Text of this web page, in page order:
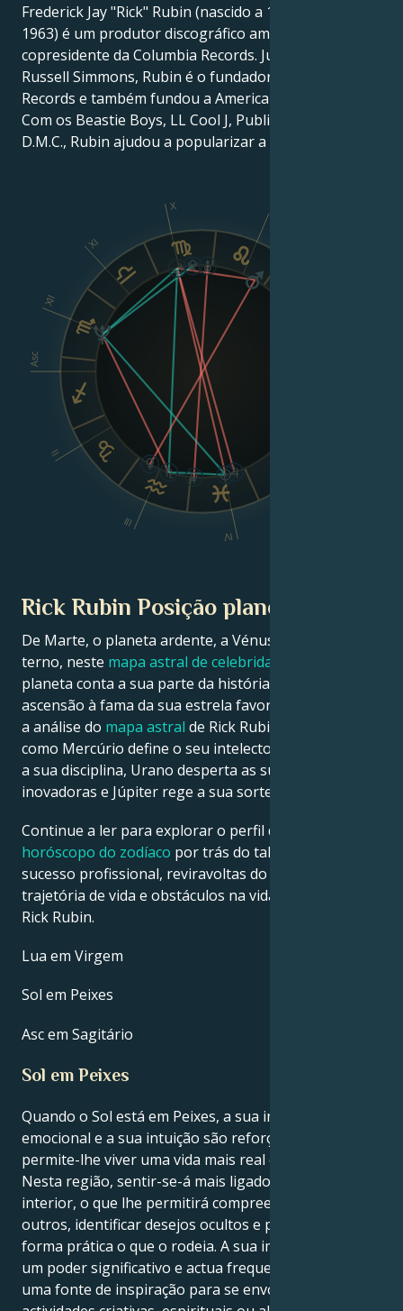
Frederick Jay "Rick" Rubin (nascido a 10 de março de
1963) é um produtor discográfico americano e antigo
copresidente da Columbia Records. Juntamente com
Russell Simmons, Rubin é o fundador da Def Jam
Records e também fundou a American Recordings.
Com os Beastie Boys, LL Cool J, Public Enemy e Run-
D.M.C., Rubin ajudou a popularizar a música hip hop.
Asc
II
III
IV
IX
X
XI
XII
Rick Rubin Posição planetária
De Marte, o planeta ardente, a Vénus, o planeta
terno, neste mapa astral de celebridades
planeta conta a sua parte da história sobre a
ascensão à fama da sua estrela favorita. Veja abaixo
a análise do mapa astral de Rick Rubin para descobrir
como Mercúrio define o seu intelecto, Saturno molda
a sua disciplina, Urano desperta as suas ideias
inovadoras e Júpiter rege a sua sorte.
Continue a ler para explorar o perfil detalhado do
horóscopo do zodíaco por trás do talento, carisma,
sucesso profissional, reviravoltas do destino,
trajetória de vida e obstáculos na vida amorosa de
Rick Rubin.
Lua em Virgem
Sol em Peixes
Asc em Sagitário
Sol em Peixes
Quando o Sol está em Peixes, a sua inteligência
emocional e a sua intuição são reforçadas. Isto
permite-lhe viver uma vida mais real e realizada.
Nesta região, sentir-se-á mais ligado ao seu mundo
interior, o que lhe permitirá compreender melhor os
outros, identificar desejos ocultos e perceber de
forma prática o que o rodeia. A sua imaginação tem
um poder significativo e actua frequentemente como
uma fonte de inspiração para se envolver em